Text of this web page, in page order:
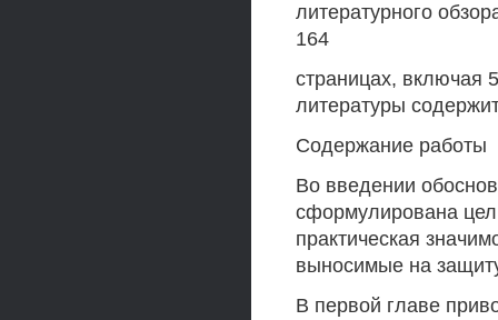
литературного
164
страницах, включая
литературы
Содержание работы
Во введении
сформулирована
практическая
выносимые на
В первой главе